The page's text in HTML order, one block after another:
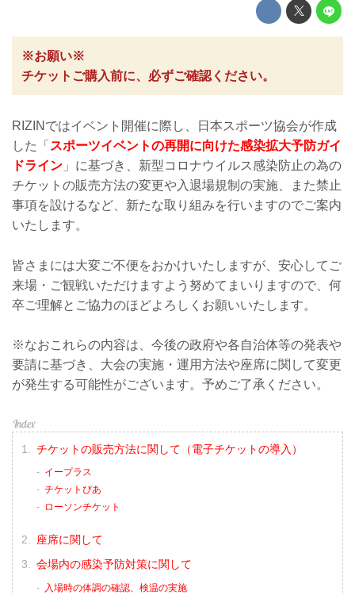
※お願い※
チケットご購入前に、必ずご確認ください。
RIZINではイベント開催に際し、日本スポーツ協会が作成
した「 スポーツイベントの再開に向けた感染拡大予防ガイ
ドライン 」に基づき、新型コロナウイルス感染防止の為の
チケットの販売方法の変更や入退場規制の実施、また禁止
事項を設けるなど、新たな取り組みを行いますのでご案内
いたします。
皆さまには大変ご不便をおかけいたしますが、安心してご
来場・ご観戦いただけますよう努めてまいりますので、何
卒ご理解とご協力のほどよろしくお願いいたします。
※なおこれらの内容は、今後の政府や各自治体等の発表や
要請に基づき、大会の実施・運用方法や座席に関して変更
が発生する可能性がございます。予めご了承ください。
チケットの販売方法に関して（電子チケットの導入）
イープラス
チケットぴあ
ローソンチケット
座席に関して
会場内の感染予防対策に関して
入場時の体調の確認、検温の実施